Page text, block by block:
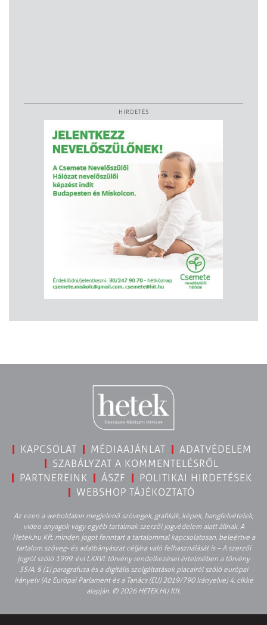
HIRDETÉS
KAPCSOLAT MÉDIAAJÁNLAT
ADATVÉDELEM
SZABÁLYZAT A KOMMENTELÉSRŐL
PARTNEREINK
ÁSZF
POLITIKAI HIRDETÉSEK
WEBSHOP TÁJÉKOZTATÓ
Az ezen a weboldalon megjelenő szövegek, grafikák, képek, hangfelvételek,
video anyagok vagy egyéb tartalmak szerzői jogvédelem alatt állnak. A
Hetek.hu Kft. minden jogot fenntart a tartalommal kapcsolatosan, beleértve a
tartalom szöveg- és adatbányászat céljára való felhasználását is – A szerzői
jogról szóló 1999. évi LXXVI. törvény rendelkezései értelmében a törvény
35/A. § (1) paragrafusa és a digitális szolgáltatások piacairól szóló európai
irányelv (Az Európai Parlament és a Tanács (EU) 2019/790 Irányelve) 4. cikke
alapján. © 2026 HETEK.HU Kft.